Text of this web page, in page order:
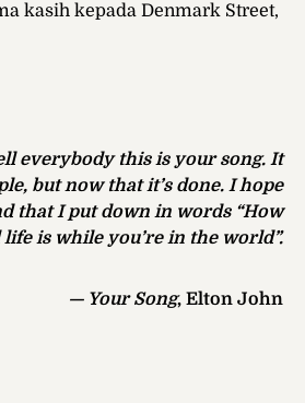
kasih kepada Denmark Street,
everybody this is your song. It
but now that it’s done. I hope
that I put down in words “How
is while you’re in the world”.
— Your Song, Elton John